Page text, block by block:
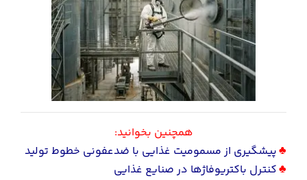
همچنین بخوانید:
♣پیشگیری از مسمومیت غذایی با ضدعفونی خطوط تولید
♣کنترل باکتریوفاژها در صنایع غذایی